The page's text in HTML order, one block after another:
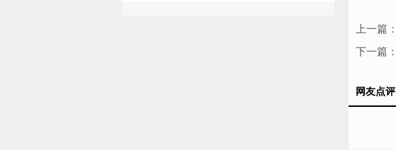
上一篇：
下一篇：
网友点评